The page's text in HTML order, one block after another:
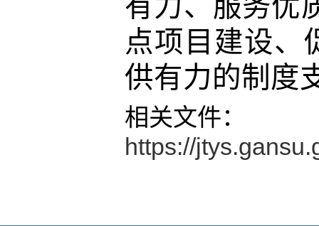
有力、服务优
点项目建设、
供有力的制度
相关文件：
https://